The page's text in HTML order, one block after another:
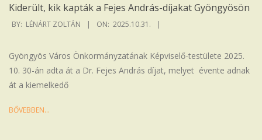
Kiderült, kik kapták a Fejes András-díjakat Gyöngyösön
2025-
BY: LÉNÁRT ZOLTÁN ON: 2025.10.31.
Gyöngyös Város Önkormányzatának Képviselő-testülete 2025.
10. 30-án adta át a Dr. Fejes András díjat, melyet évente adnak
át a kiemelkedő
BŐVEBBEN…